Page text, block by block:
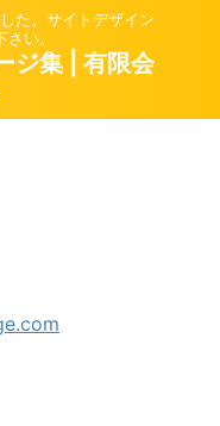
た。サイトデザイン
い。
ジ集 | 有限会